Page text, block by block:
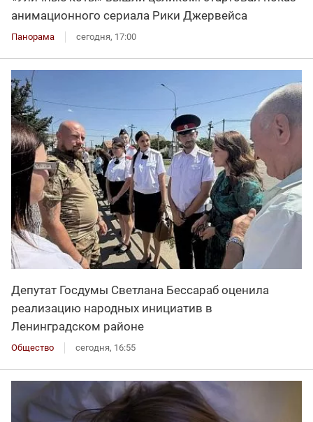
анимационного сериала Рики Джервейса
Панорама сегодня, 17:00
Депутат Госдумы Светлана Бессараб оценила
реализацию народных инициатив в
Ленинградском районе
Общество сегодня, 16:55